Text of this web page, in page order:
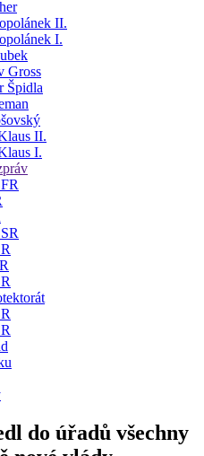
II.
I.
Gross
Špidla
II.
I.
do úřadů všechny